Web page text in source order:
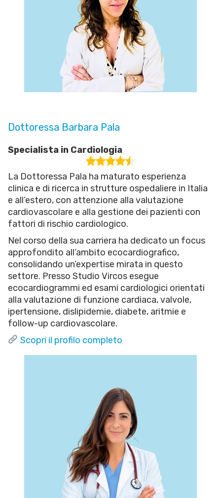
Dottoressa Barbara Pala
Specialista in Cardiologia
La Dottoressa Pala ha maturato esperienza
clinica e di ricerca in strutture ospedaliere in Italia
e all’estero, con attenzione alla valutazione
cardiovascolare e alla gestione dei pazienti con
fattori di rischio cardiologico.
Nel corso della sua carriera ha dedicato un focus
approfondito all’ambito ecocardiografico,
consolidando un’expertise mirata in questo
settore. Presso Studio Vircos esegue
ecocardiogrammi ed esami cardiologici orientati
alla valutazione di funzione cardiaca, valvole,
ipertensione, dislipidemie, diabete, aritmie e
follow-up cardiovascolare.
Scopri il profilo completo